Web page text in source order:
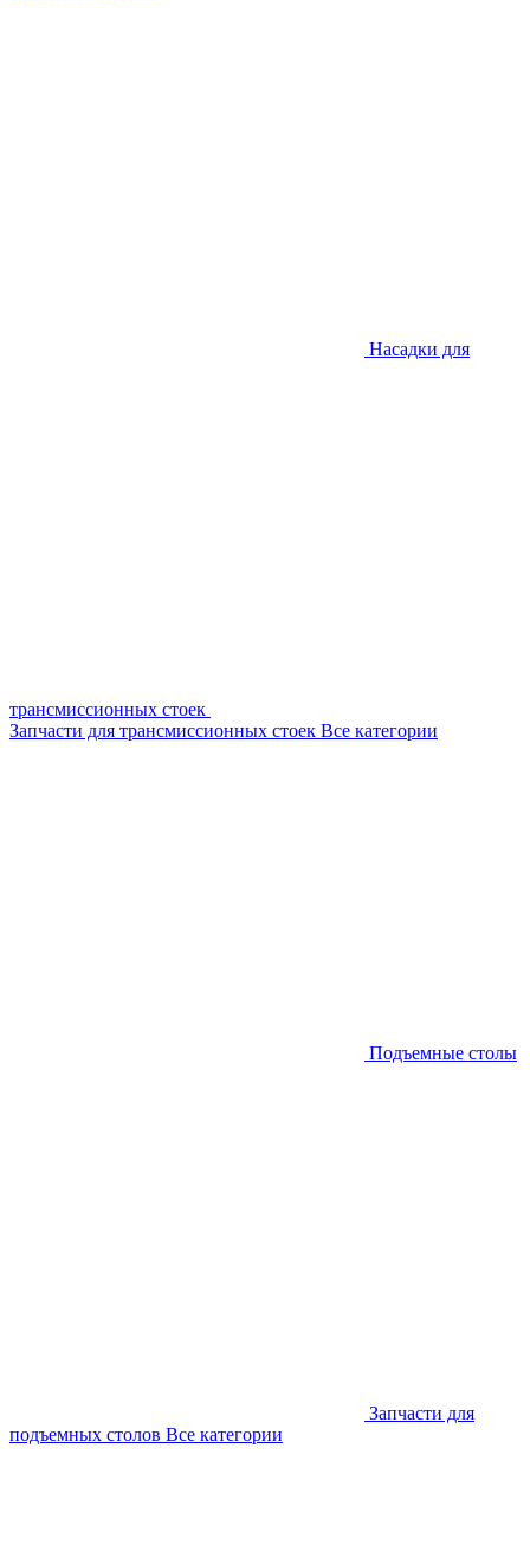
Насадки для
трансмиссионных стоек
Запчасти для трансмиссионных стоек Все категории
Подъемные столы
Запчасти для
подъемных столов Все категории